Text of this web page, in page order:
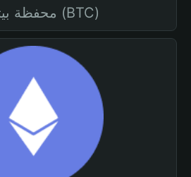
محفظة بيتكوين (BTC)